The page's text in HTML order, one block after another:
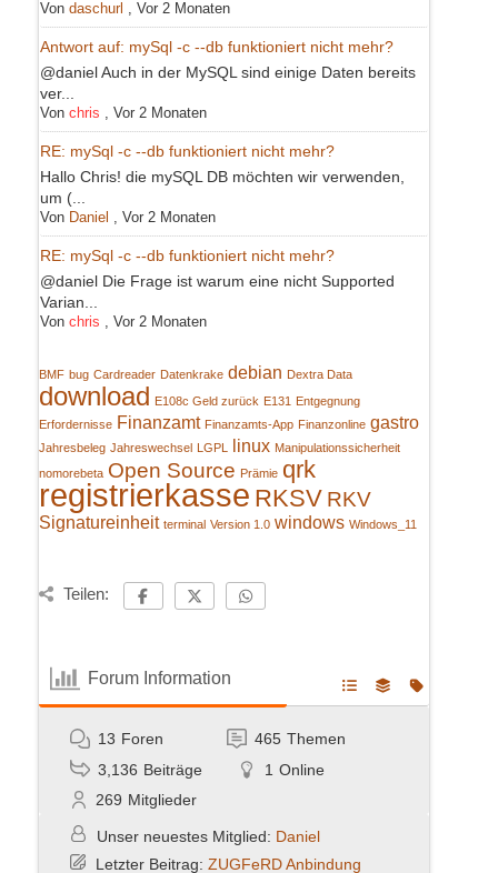
Von daschurl Vor 2 Monaten
Antwort auf: mySql -c --db funktioniert nicht mehr?
@daniel Auch in der MySQL sind einige Daten bereits
ver...
Von chris Vor 2 Monaten
RE: mySql -c --db funktioniert nicht mehr?
Hallo Chris! die mySQL DB möchten wir verwenden,
um (...
Von Daniel Vor 2 Monaten
RE: mySql -c --db funktioniert nicht mehr?
@daniel Die Frage ist warum eine nicht Supported
Varian...
Von chris Vor 2 Monaten
BMF bug Cardreader Datenkrake debian Dextra Data
download E108c Geld zurück E131 Entgegnung
Erfordernisse Finanzamt Finanzamts-App Finanzonline gastro
Jahresbeleg Jahreswechsel LGPL linux Manipulationssicherheit
nomorebeta Open Source Prämie qrk
registrierkasse RKSV RKV
Signatureinheit terminal Version 1.0 windows Windows_11
Teilen:
Forum Information
13 Foren 465 Themen
3,136 Beiträge 1 Online
269 Mitglieder
Unser neuestes Mitglied: Daniel
Letzter Beitrag: ZUGFeRD Anbindung